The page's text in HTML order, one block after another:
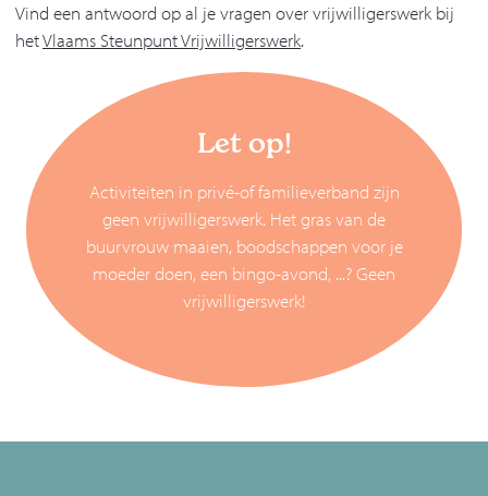
Vind een antwoord op al je vragen over vrijwilligerswerk bij
hetVlaams Steunpunt Vrijwilligerswerk.
Let op!
Activiteiten in privé-of familieverband zijn
geen vrijwilligerswerk. Het gras van de
buurvrouw maaien, boodschappen voor je
moeder doen, een bingo-avond, ...? Geen
vrijwilligerswerk!